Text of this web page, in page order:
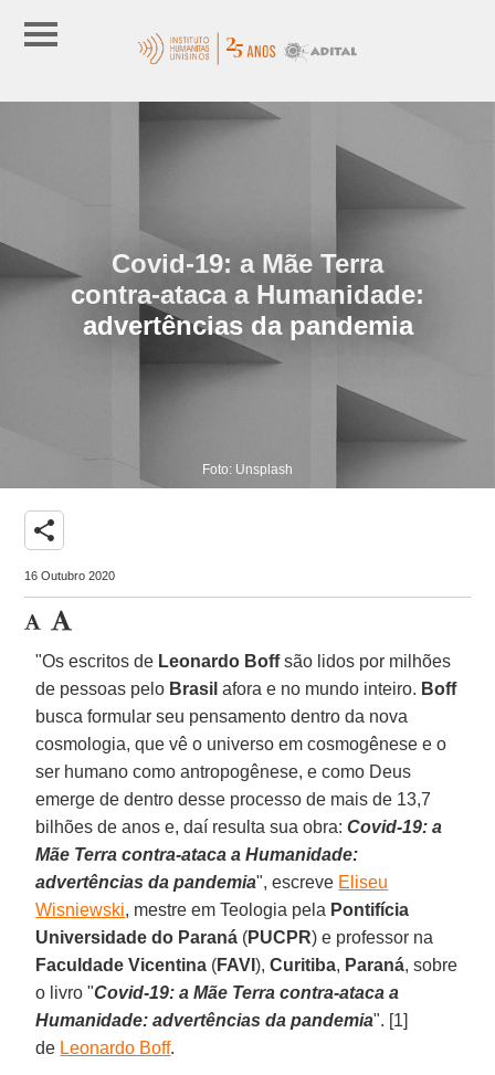
Covid-19: a Mãe Terra
contra-ataca a Humanidade:
advertências da pandemia
Foto: Unsplash
share
16 Outubro 2020
"Os escritos de Leonardo Boffsão lidos por milhões
de pessoas pelo Brasil afora e no mundo inteiro. Boff
busca formular seu pensamento dentro da nova
cosmologia, que vê o universo em cosmogênese e o
ser humano como antropogênese, e como Deus
emerge de dentro desse processo de mais de 13,7
bilhões de anos e, daí resulta sua obra:Covid-19: a
Mãe Terra contra-ataca a Humanidade:
advertências da pandemia", escreve Eliseu
Wisniewski, mestre em Teologia pela Pontifícia
Universidade do Paraná (PUCPR) e professor na
Faculdade Vicentina (FAVI),Curitiba, Paraná, sobre
o livro "Covid-19: a Mãe Terra contra-ataca a
Humanidade: advertências da pandemia". [1]
de Leonardo Boff.